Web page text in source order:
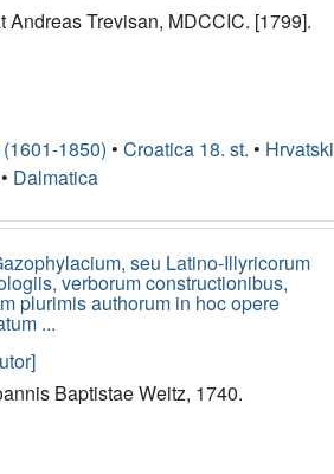
Andreas Trevisan, MDCCIC. [1799].
1850) • Croatica 18. st. • Hrvatski
• Dalmatica
seu Latino-Illyricorum
verborum constructionibus,
plurimis authorum in hoc opere
...
Baptistae Weitz, 1740.